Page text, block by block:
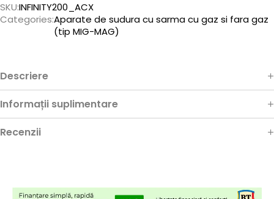
SKU:INFINITY200_ACX
Categories:Aparate de sudura cu sarma cu gaz si fara gaz
(tip MIG-MAG)
Descriere
Informații suplimentare
Recenzii